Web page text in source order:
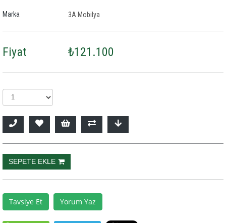
Marka 3A Mobilya
Fiyat ₺121.100
Tavsiye Et Yorum Yaz